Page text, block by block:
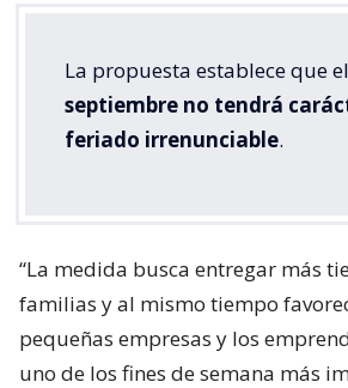
La propuesta establece que el
septiembre no tendrá
feriado irrenunciable.
“La medida busca entregar más
familias y al mismo tiempo
pequeñas empresas y los
uno de los fines de semana más